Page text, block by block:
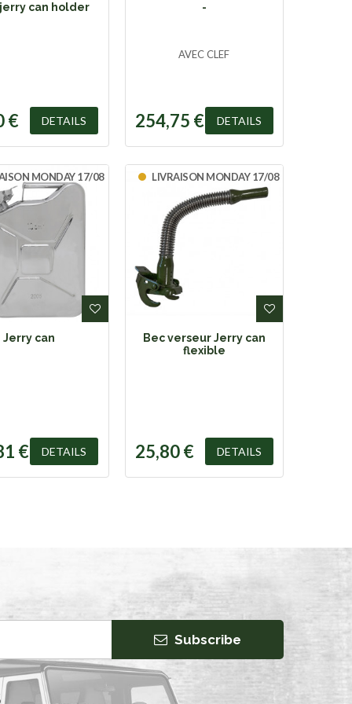
can holder
€ DETAILS
-
AVEC CLEF
254,75 € DETAILS
MONDAY 17/08
ADD TO WISHLIST
Jerry can
€ DETAILS
LIVRAISON MONDAY 17/08
Bec verseur Jerry can
flexible
25,80 € DETAILS
Subscribe